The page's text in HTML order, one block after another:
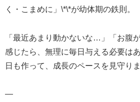
く・こまめに」\*\*が幼体期の鉄則。
「最近あまり動かないな…」「お腹
感じたら、無理に毎日与える必要は
日も作って、成長のペースを見守りま
—